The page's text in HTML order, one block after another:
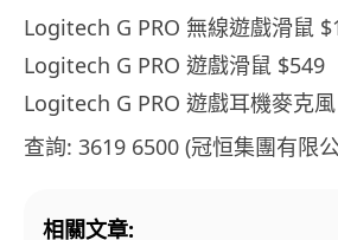
Logitech G PRO 無線遊戲滑鼠
Logitech G PRO 遊戲滑鼠 $549
Logitech G PRO 遊戲耳機麥克
查詢: 3619 6500 (冠恒集團有限公
相關文章: